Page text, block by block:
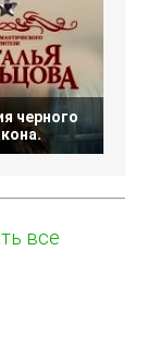
черного
все